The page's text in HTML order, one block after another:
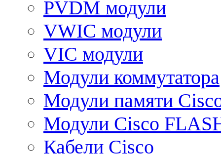
PVDM модули
VWIC модули
VIC модули
Модули коммутатора
Модули памяти
Модули Cisco
Кабели Cisco